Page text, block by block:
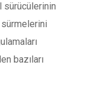
sürücülerinin
bazıları